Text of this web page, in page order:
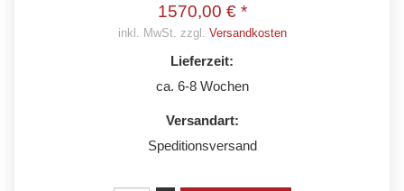
1570,00 € *
inkl. MwSt. zzgl. Versandkosten
Lieferzeit:
ca. 6-8 Wochen
Versandart:
Speditionsversand